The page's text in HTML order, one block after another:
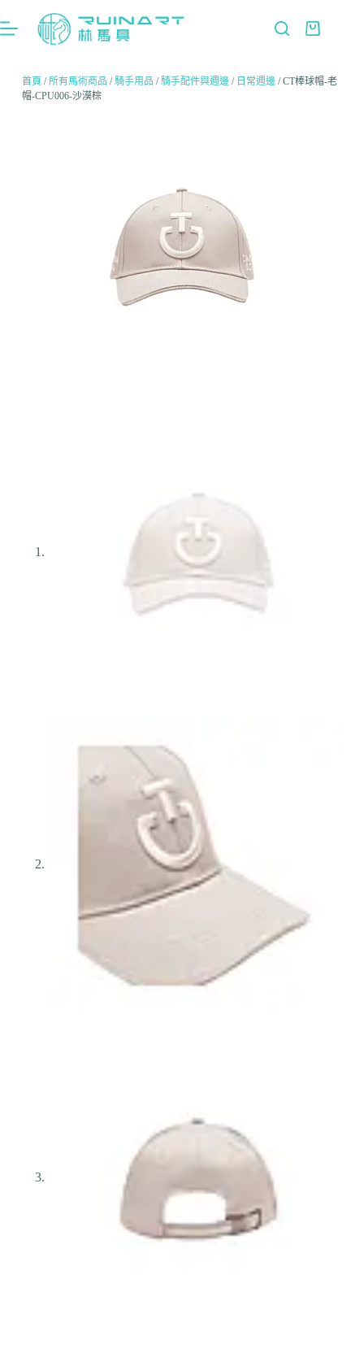
首頁 /所有馬術商品 /騎手用品 /騎手配件與週邊/ 日常週邊/ CT棒球帽-老
帽-CPU006-沙漠棕